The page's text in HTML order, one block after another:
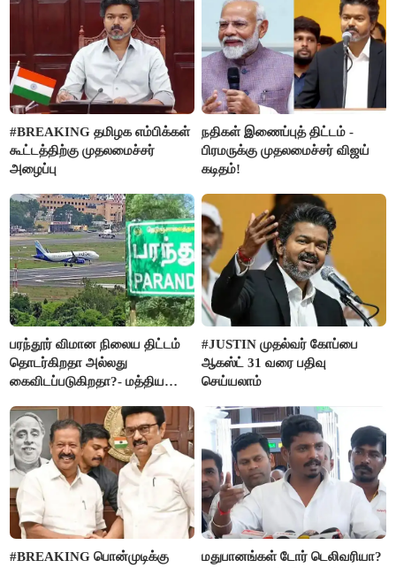
#BREAKING தமிழக எம்பிக்கள்
கூட்டத்திற்கு முதலமைச்சர்
அழைப்பு
நதிகள் இணைப்புத் திட்டம் -
பிரமருக்கு முதலமைச்சர் விஜய்
கடிதம்!
பரந்தூர் விமான நிலைய திட்டம்
தொடர்கிறதா அல்லது
கைவிடப்படுகிறதா?- மத்திய
#JUSTIN முதல்வர் கோப்பை
ஆகஸ்ட் 31 வரை பதிவு
செய்யலாம்
#BREAKING பொன்முடிக்கு
மதுபானங்கள் டோர் டெலிவரியா?